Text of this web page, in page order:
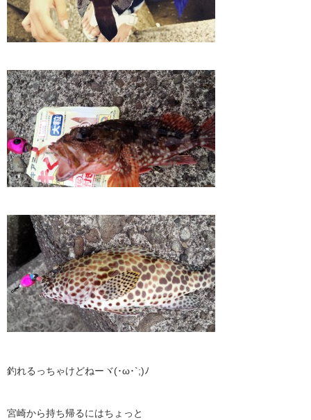
釣れるっちゃけどねーヾ(･ω･`;)ﾉ
宮崎から持ち帰るにはちょっと